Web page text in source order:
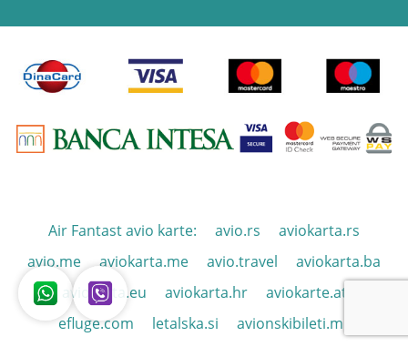
Air Fantast avio karte: avio.rs
aviokarta.rs
avio.me
aviokarta.me avio.travel
aviokarta.ba
aviokarta.eu
aviokarta.hr
aviokarte.at
efluge.com
letalska.si avionskibileti.mk